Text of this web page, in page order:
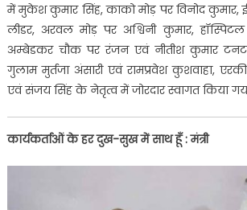
में मुकेश कुमार सिंह, काको मोड़ पर विनोद
लीडर, अरवल मोड़ पर अश्विनी कुमार,
अम्बेडकर चौक पर रंजन एवं नीतीश कुमार
गुलाम मुर्तजा अंसारी एवं रामप्रवेश कुशवाहा,
एवं संजय सिंह के नेतृत्व में जोरदार स्वागत किया
कार्यकर्ताओं के हर दुख-सुख में साथ हूँ : मंत्र